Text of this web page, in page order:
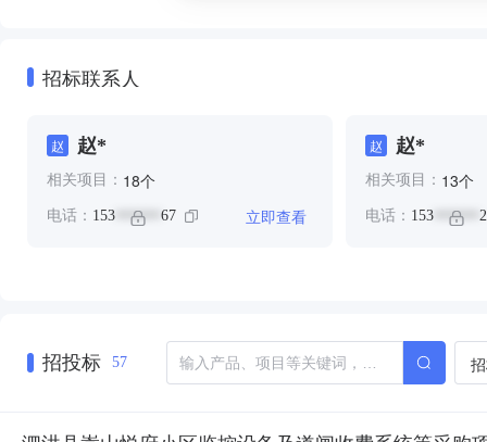
招标联系人
赵 赵*
相关项目： 18个
电话： 153 ****** 67 立即查看
赵 赵*
相关项目： 13个
电话： 153******
招投标 57